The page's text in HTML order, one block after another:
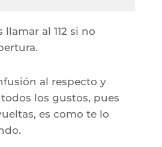
al 112 si no
al respecto y
los gustos, pues
es como te lo